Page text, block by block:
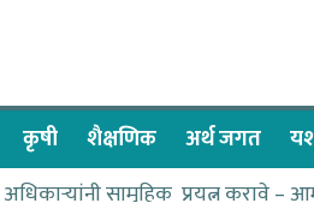
कृषी शैक्षणिक अर्थ जगत
सामुहिक प्रयत्न करावे –